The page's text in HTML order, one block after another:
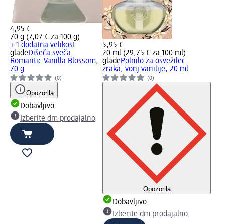
4,95 €
70 g (7,07 € za 100 g)
+ 1 dodatna velikost
gladeDišeča sveča
Romantic Vanilla Blossom,
70 g
(0)
Opozorila
Dobavljivo
Izberite dm prodajalno
5,95 €
20 ml (29,75 € za 100 ml)
gladePolnilo za osvežilec
zraka, vonj vanilije, 20 ml
(0)
Opozorila
Dobavljivo
Izberite dm prodajalno